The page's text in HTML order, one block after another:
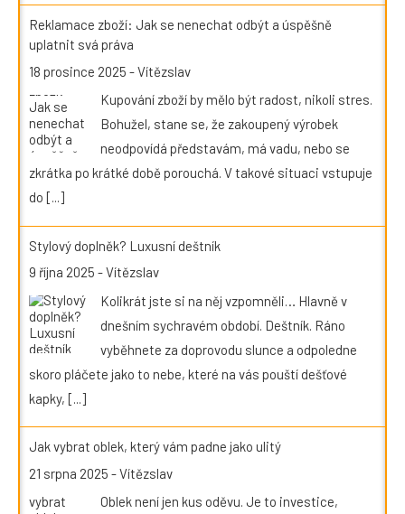
Reklamace zboží: Jak se nenechat odbýt a úspěšně
uplatnit svá práva
18 prosince 2025 -Vítězslav
Kupování zboží by mělo být radost, nikoli stres.
Bohužel, stane se, že zakoupený výrobek
neodpovídá představám, má vadu, nebo se
zkrátka po krátké době porouchá. V takové situaci vstupuje
do [...]
Stylový doplněk? Luxusní deštník
9 října 2025 -Vítězslav
Kolikrát jste si na něj vzpomněli… Hlavně v
dnešním sychravém období. Deštník. Ráno
vyběhnete za doprovodu slunce a odpoledne
skoro pláčete jako to nebe, které na vás pouští dešťové
kapky, [...]
Jak vybrat oblek, který vám padne jako ulitý
21 srpna 2025 -Vítězslav
Oblek není jen kus oděvu. Je to investice,